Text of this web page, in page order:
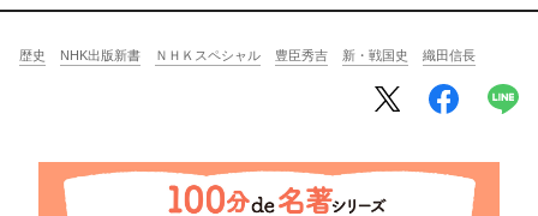
将棋 その他
暮らす 料理 園芸 ハンドメイド
読む 教養 NHK出版新書
歴史 NHK出版新書 ＮＨＫスペシャル 豊臣秀吉 新・戦国史 織田信長